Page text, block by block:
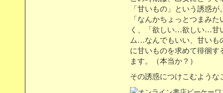
「甘いもの」という誘惑が
「なんかちょっとつまみ
く、「欲しい…欲しい…
ム…なんでもいい、甘いも
に甘いものを求めて徘徊
ます。（本当か？）
その誘惑につけこむような